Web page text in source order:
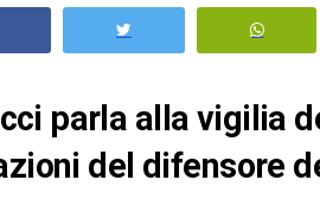
parla alla vigilia
del difensore